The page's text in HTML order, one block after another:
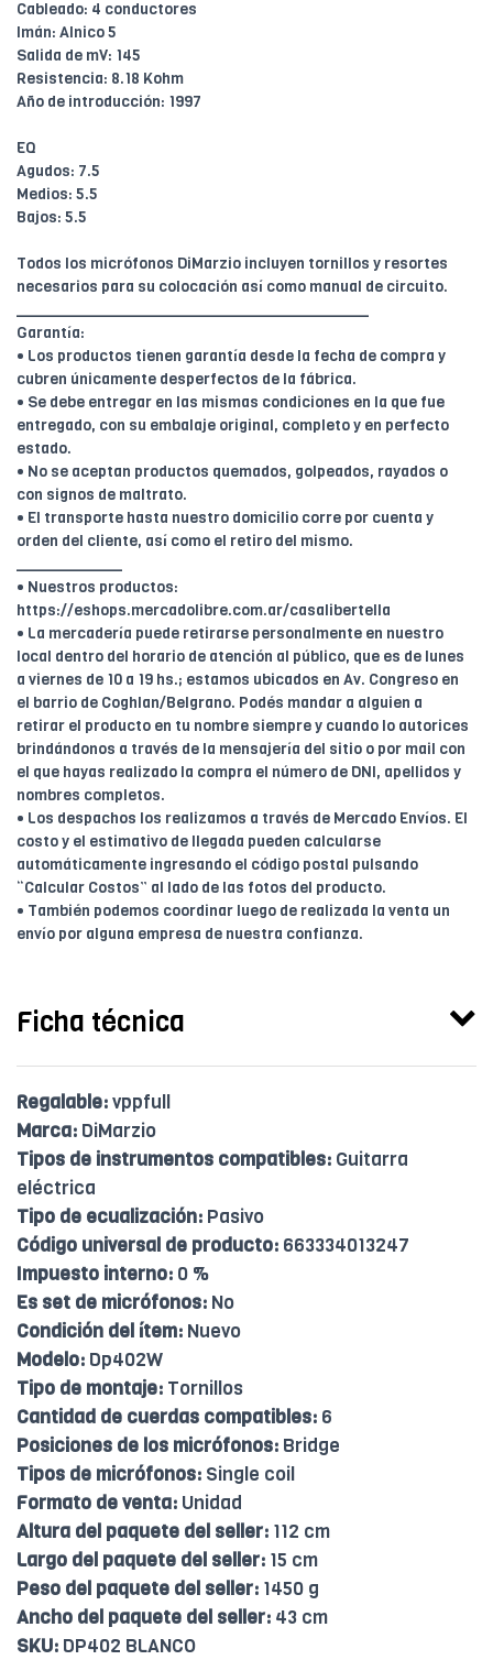
Cableado: 4 conductores
Imán: Alnico 5
Salida de mV: 145
Resistencia: 8.18 Kohm
Año de introducción: 1997
EQ
Agudos: 7.5
Medios: 5.5
Bajos: 5.5
Todos los micrófonos DiMarzio incluyen tornillos y resortes
necesarios para su colocación así como manual de circuito.
Garantía:
• Los productos tienen garantía desde la fecha de compra y
cubren únicamente desperfectos de la fábrica.
• Se debe entregar en las mismas condiciones en la que fue
entregado, con su embalaje original, completo y en perfecto
estado.
• No se aceptan productos quemados, golpeados, rayados o
con signos de maltrato.
• El transporte hasta nuestro domicilio corre por cuenta y
orden del cliente, así como el retiro del mismo.
• Nuestros productos:
https://eshops.mercadolibre.com.ar/casalibertella
• La mercadería puede retirarse personalmente en nuestro
local dentro del horario de atención al público, que es de lunes
a viernes de 10 a 19 hs.; estamos ubicados en Av. Congreso en
el barrio de Coghlan/Belgrano. Podés mandar a alguien a
retirar el producto en tu nombre siempre y cuando lo autorices
brindándonos a través de la mensajería del sitio o por mail con
el que hayas realizado la compra el número de DNI, apellidos y
nombres completos.
• Los despachos los realizamos a través de Mercado Envíos. El
costo y el estimativo de llegada pueden calcularse
automáticamente ingresando el código postal pulsando
“Calcular Costos” al lado de las fotos del producto.
• También podemos coordinar luego de realizada la venta un
envío por alguna empresa de nuestra confianza.
Ficha técnica
Regalable:vppfull
Marca: DiMarzio
Tipos de instrumentos compatibles: Guitarra
eléctrica
Tipo de ecualización: Pasivo
Código universal de producto: 663334013247
Impuesto interno: 0 %
Es set de micrófonos: No
Condición del ítem: Nuevo
Modelo: Dp402W
Tipo de montaje: Tornillos
Cantidad de cuerdas compatibles: 6
Posiciones de los micrófonos: Bridge
Tipos de micrófonos: Single coil
Formato de venta: Unidad
Altura del paquete del seller: 112 cm
Largo del paquete del seller: 15 cm
Peso del paquete del seller: 1450 g
Ancho del paquete del seller: 43 cm
SKU: DP402 BLANCO